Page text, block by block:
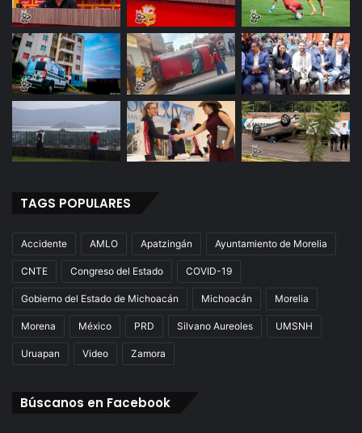
TAGS POPULARES
Accidente AMLO Apatzingán Ayuntamiento de Morelia
CNTE Congreso del Estado COVID-19
Gobierno del Estado de Michoacán Michoacán Morelia
Morena México PRD Silvano Aureoles UMSNH
Uruapan Video Zamora
Búscanos en Facebook